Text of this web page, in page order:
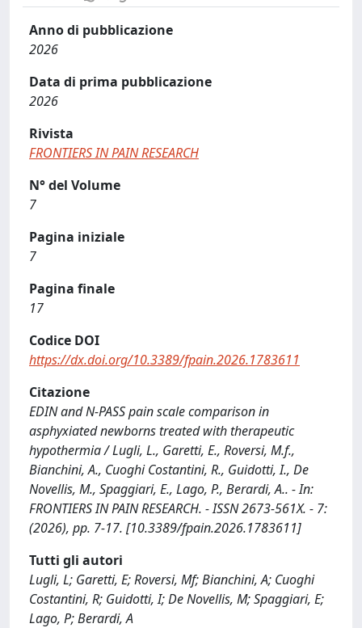
Anno di pubblicazione
2026
Data di prima pubblicazione
2026
Rivista
FRONTIERS IN PAIN RESEARCH
N° del Volume
7
Pagina iniziale
7
Pagina finale
17
Codice DOI
https://dx.doi.org/10.3389/fpain.2026.1783611
Citazione
EDIN and N-PASS pain scale comparison in
asphyxiated newborns treated with therapeutic
hypothermia / Lugli, L., Garetti, E., Roversi, M.f.,
Bianchini, A., Cuoghi Costantini, R., Guidotti, I., De
Novellis, M., Spaggiari, E., Lago, P., Berardi, A.. - In:
FRONTIERS IN PAIN RESEARCH. - ISSN 2673-561X. - 7:
(2026), pp. 7-17. [10.3389/fpain.2026.1783611]
Tutti gli autori
Lugli, L; Garetti, E; Roversi, Mf; Bianchini, A; Cuoghi
Costantini, R; Guidotti, I; De Novellis, M; Spaggiari, E;
Lago, P; Berardi, A